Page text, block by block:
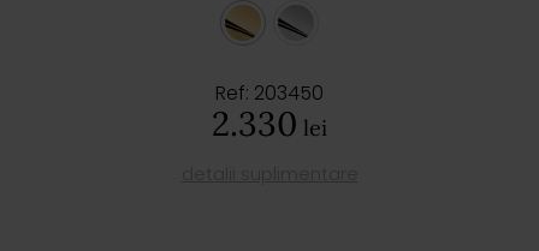
Ref: 203450
2.330 lei